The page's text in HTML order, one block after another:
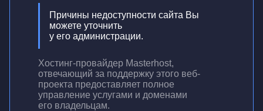
Причины недоступности сайта Вы
можете уточнить
у его администрации.
Хостинг-провайдер Masterhost,
отвечающий за поддержку этого веб-
проекта предоставляет полное
управление услугами и доменами
его владельцам.